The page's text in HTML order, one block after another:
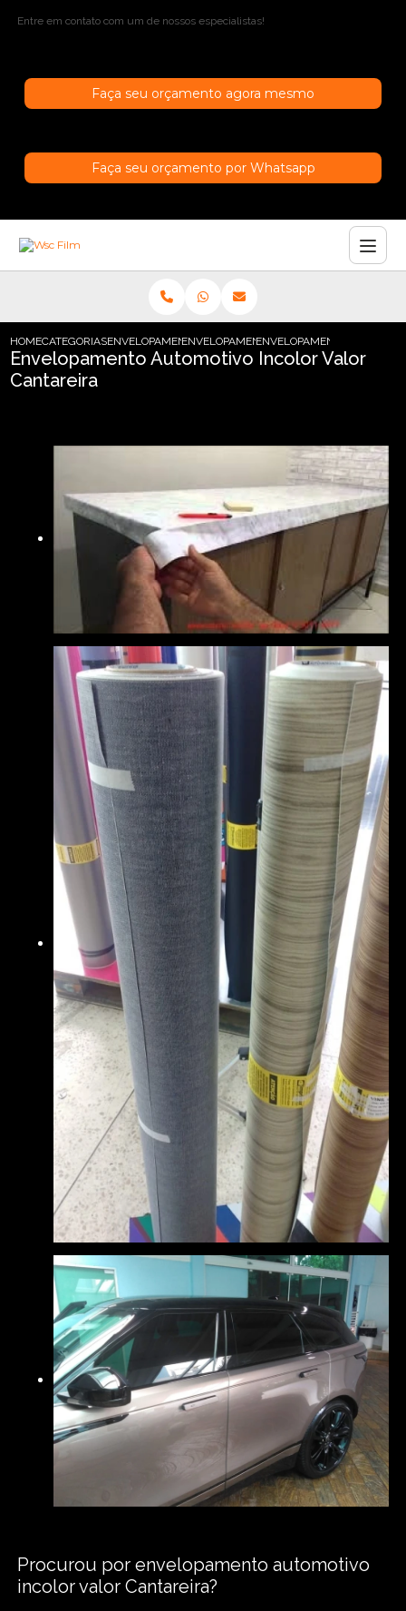
Entre em contato com um de nossos especialistas!
Faça seu orçamento agora mesmo
Faça seu orçamento por Whatsapp
HOMECATEGORIASENVELOPAMENTO AUTOMOTIVO
ENVELOPAMENTO AUTOMOTIVO FOSCO
ENVELOPAMENTO
Envelopamento Automotivo Incolor Valor
Cantareira
Procurou por envelopamento automotivo
incolor valor Cantareira?